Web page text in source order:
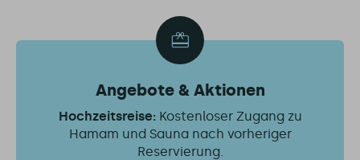
Angebote & Aktionen
Hochzeitsreise:Kostenloser Zugang zu
Hamam und Sauna nach vorheriger
Reservierung.